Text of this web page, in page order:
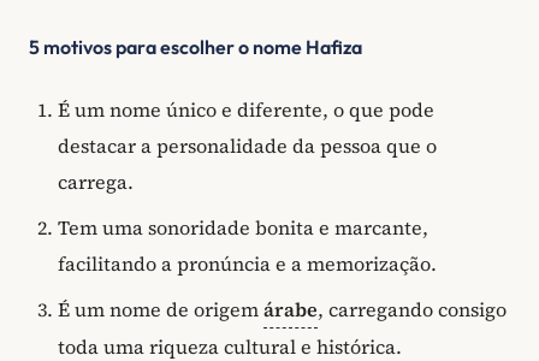
5 motivos para escolher o nome Hafiza
É um nome único e diferente, o que pode
destacar a personalidade da pessoa que o
carrega.
Tem uma sonoridade bonita e marcante,
facilitando a pronúncia e a memorização.
É um nome de origemárabe, carregando consigo
toda uma riqueza cultural e histórica.